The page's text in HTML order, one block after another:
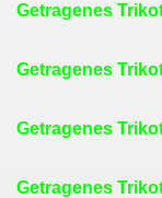
Getragenes
Getragenes
Getragenes
Getragenes